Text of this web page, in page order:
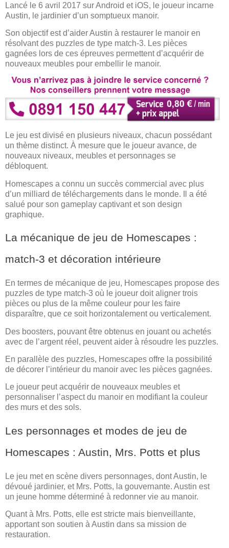
Lancé le 6 avril 2017 sur Android et iOS, le joueur incarne
Austin, le jardinier d’un somptueux manoir.
Son objectif est d’aider Austin à restaurer le manoir en
résolvant des puzzles de type match-3. Les pièces
gagnées lors de ces épreuves permettent d’acquérir de
nouveaux meubles pour embellir le manoir.
Le jeu est divisé en plusieurs niveaux, chacun possédant
un thème distinct. À mesure que le joueur avance, de
nouveaux niveaux, meubles et personnages se
débloquent.
Homescapes a connu un succès commercial avec plus
d’un milliard de téléchargements dans le monde. Il a été
salué pour son gameplay captivant et son design
graphique.
La mécanique de jeu de Homescapes :
match-3 et décoration intérieure
En termes de mécanique de jeu, Homescapes propose des
puzzles de type match-3 où le joueur doit aligner trois
pièces ou plus de la même couleur pour les faire
disparaître, que ce soit horizontalement ou verticalement.
Des boosters, pouvant être obtenus en jouant ou achetés
avec de l’argent réel, peuvent aider à résoudre les puzzles.
En parallèle des puzzles, Homescapes offre la possibilité
de décorer l’intérieur du manoir avec les pièces gagnées.
Le joueur peut acquérir de nouveaux meubles et
personnaliser l’aspect du manoir en modifiant la couleur
des murs et des sols.
Les personnages et modes de jeu de
Homescapes : Austin, Mrs. Potts et plus
Le jeu met en scène divers personnages, dont Austin, le
dévoué jardinier, et Mrs. Potts, la gouvernante. Austin est
un jeune homme déterminé à redonner vie au manoir.
Quant à Mrs. Potts, elle est stricte mais bienveillante,
apportant son soutien à Austin dans sa mission de
restauration.